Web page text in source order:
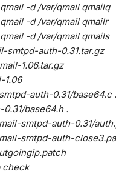
-d /var/qmail qmailq
-d /var/qmail qmailr
-d /var/qmail qmails
smtpd-auth-0.31.tar.gz
1.06.tar.gz
1.06
auth-0.31/base64.c
base64.h .
smtpd-auth-0.31/
smtpd-auth-
check